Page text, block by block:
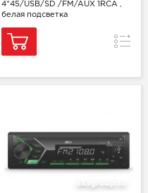
4*45/USB/SD /FM/AUX 1RCA ,
белая подсветка